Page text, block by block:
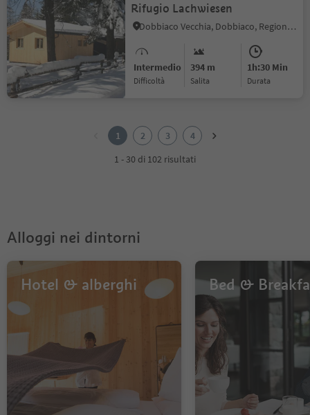
Rifugio Lachwiesen
Dobbiaco Vecchia, Dobbiaco, Regione dolomitica 3 Cime
Intermedio
Difficoltà
394 m
Salita
1h:30 Min
durata
1 2 3
4
1 - 30 di 102 risultati
Alloggi nei dintorni
Hotel & alberghi Bed &